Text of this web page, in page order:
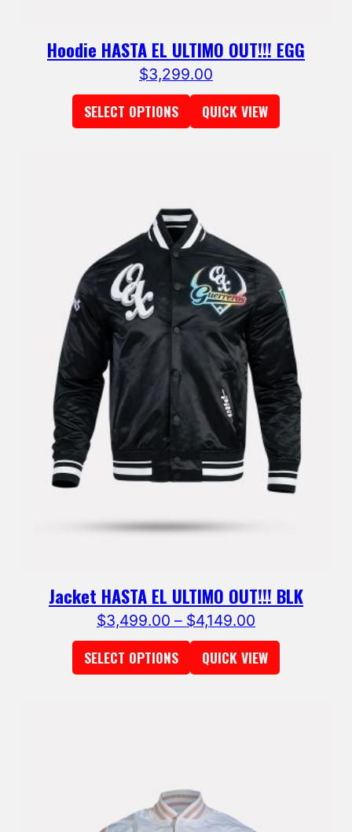
Hoodie HASTA EL ULTIMO OUT!!! EGG
$3,299.00
SELECT OPTIONS QUICK VIEW
Jacket HASTA EL ULTIMO OUT!!! BLK
$3,499.00 – $4,149.00
SELECT OPTIONS QUICK VIEW